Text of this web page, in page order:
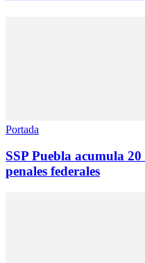
Portada
SSP Puebla acumula
penales federales